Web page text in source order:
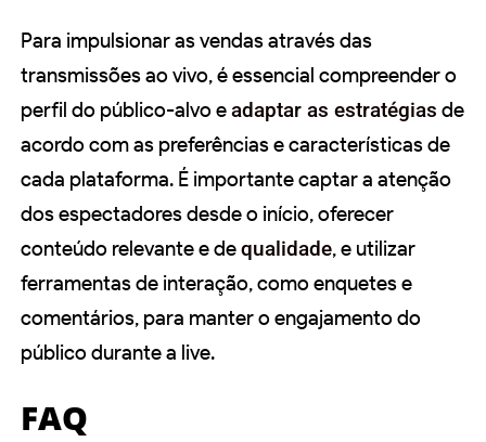
Para impulsionar as vendas através das
transmissões ao vivo, é essencial compreender o
perfil do público-alvo eadaptar as estratégias de
acordo com as preferências e características de
cada plataforma. É importante captar a atenção
dos espectadores desde o início, oferecer
conteúdo relevante e dequalidade, e utilizar
ferramentas de interação, como enquetes e
comentários, para manter o engajamento do
público durante a live.
FAQ